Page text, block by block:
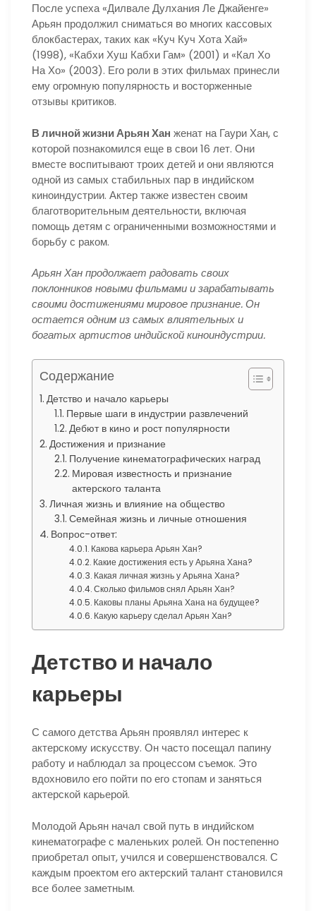
После успеха «Дилвале Дулхания Ле Джайенге»
Арьян продолжил сниматься во многих кассовых
блокбастерах, таких как «Куч Куч Хота Хай»
(1998), «Кабхи Хуш Кабхи Гам» (2001) и «Кал Хо
На Хо» (2003). Его роли в этих фильмах принесли
ему огромную популярность и восторженные
отзывы критиков.
В личной жизни Арьян Хан женат на Гаури Хан, с
которой познакомился еще в свои 16 лет. Они
вместе воспитывают троих детей и они являются
одной из самых стабильных пар в индийском
киноиндустрии. Актер также известен своим
благотворительным деятельности, включая
помощь детям с ограниченными возможностями и
борьбу с раком.
Арьян Хан продолжает радовать своих
поклонников новыми фильмами и зарабатывать
своими достижениями мировое признание. Он
остается одним из самых влиятельных и
богатых артистов индийской киноиндустрии.
Содержание
Детство и начало карьеры
Первые шаги в индустрии развлечений
Дебют в кино и рост популярности
Достижения и признание
Получение кинематографических наград
Мировая известность и признание
актерского таланта
Личная жизнь и влияние на общество
Семейная жизнь и личные отношения
Вопрос-ответ:
Какова карьера Арьян Хан?
Какие достижения есть у Арьяна Хана?
Какая личная жизнь у Арьяна Хана?
Сколько фильмов снял Арьян Хан?
Каковы планы Арьяна Хана на будущее?
Какую карьеру сделал Арьян Хан?
Детство и начало
карьеры
С самого детства Арьян проявлял интерес к
актерскому искусству. Он часто посещал папину
работу и наблюдал за процессом съемок. Это
вдохновило его пойти по его стопам и заняться
актерской карьерой.
Молодой Арьян начал свой путь в индийском
кинематографе с маленьких ролей. Он постепенно
приобретал опыт, учился и совершенствовался. С
каждым проектом его актерский талант становился
все более заметным.